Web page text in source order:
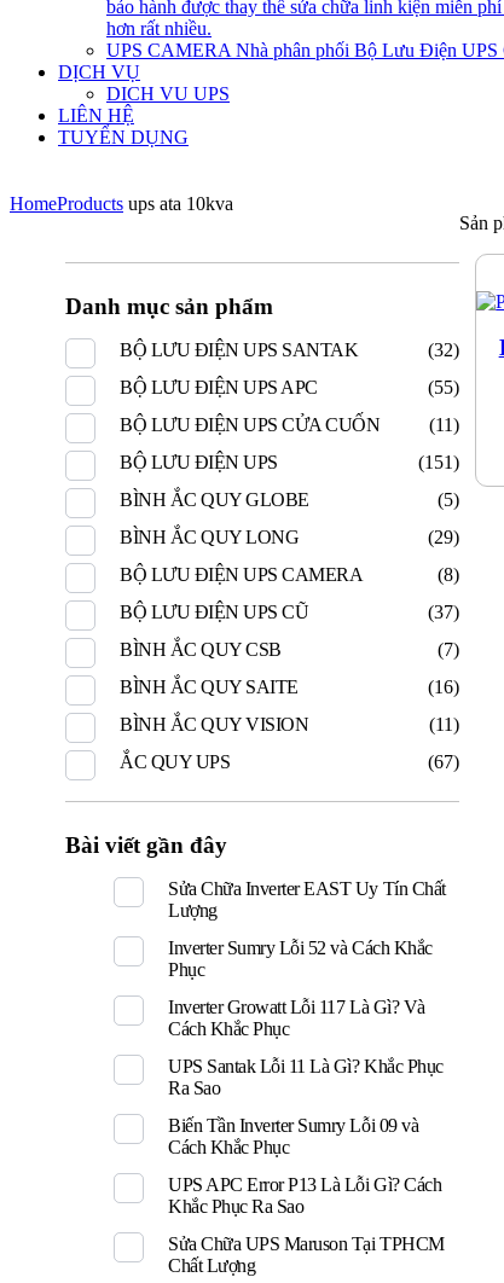
bảo hành được thay thế sửa chữa linh kiện miễn
hơn rất nhiều.
UPS CAMERA Nhà phân phối Bộ Lưu Điện UPS
DỊCH VỤ
DICH VU UPS
LIÊN HỆ
TUYỂN DỤNG
HomeProducts ups ata 10kva
Sản
Danh mục sản phẩm
BỘ LƯU ĐIỆN UPS SANTAK
(32)
BỘ LƯU ĐIỆN UPS APC
(55)
BỘ LƯU ĐIỆN UPS CỬA CUỐN
(11)
BỘ LƯU ĐIỆN UPS
(151)
BÌNH ẮC QUY GLOBE
(5)
BÌNH ẮC QUY LONG
(29)
BỘ LƯU ĐIỆN UPS CAMERA
(8)
BỘ LƯU ĐIỆN UPS CŨ
(37)
BÌNH ẮC QUY CSB
(7)
BÌNH ẮC QUY SAITE
(16)
BÌNH ẮC QUY VISION
(11)
ẮC QUY UPS
(67)
Bài viết gần đây
Sửa Chữa Inverter EAST Uy Tín Chất
Lượng
Inverter Sumry Lỗi 52 và Cách Khắc
Phục
Inverter Growatt Lỗi 117 Là Gì? Và
Cách Khắc Phục
UPS Santak Lỗi 11 Là Gì? Khắc Phục
Ra Sao
Biến Tần Inverter Sumry Lỗi 09 và
Cách Khắc Phục
UPS APC Error P13 Là Lỗi Gì? Cách
Khắc Phục Ra Sao
Sửa Chữa UPS Maruson Tại TPHCM
Chất Lượng